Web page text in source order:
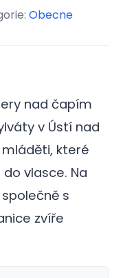
Obecne
nad čapím
v Ústí nad
které
vlasce. Na
s
zvíře